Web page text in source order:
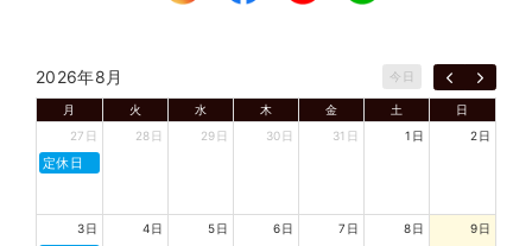
2026年8月 今日
月 火 水 木 金 土
日
27日
定休日
28日 29日 30日 31日 1日 2日
3日 4日 5日 6日 7日 8日 9日